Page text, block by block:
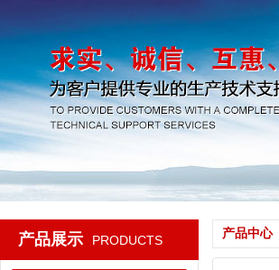
产品展示 PRODUCTS 产品中心